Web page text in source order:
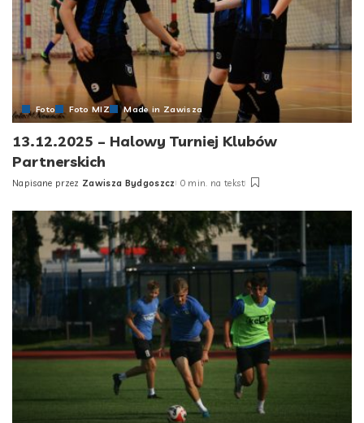
Foto Foto MIZ Made in Zawisza
13.12.2025 – Halowy Turniej Klubów
Partnerskich
Posted
Napisane przez Zawisza Bydgoszcz 0 min. na tekst